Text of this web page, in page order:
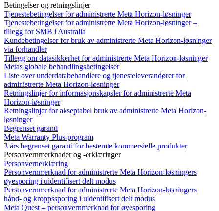
Betingelser og retningslinjer
Tjenestebetingelser for administrerte Meta Horizon-løsninger
Tjenestebetingelser for administrerte Meta Horizon-løsninger –
tillegg for SMB i Australia
Kundebetingelser for bruk av administrerte Meta Horizon-løsninger
via forhandler
Tillegg om datasikkerhet for administrerte Meta Horizon-løsninger
Metas globale behandlingsbetingelser
Liste over underdatabehandlere og tjenesteleverandører for
administrerte Meta Horizon-løsninger
Retningslinjer for informasjonskapsler for administrerte Meta
Horizon-løsninger
Retningslinjer for akseptabel bruk av administrerte Meta Horizon-
løsninger
Begrenset garanti
Meta Warranty Plus-program
3 års begrenset garanti for bestemte kommersielle produkter
Personvernmerknader og -erklæringer
Personvernerklæring
Personvernmerknad for administrerte Meta Horizon-løsningers
øyesporing i uidentifisert delt modus
Personvernmerknad for administrerte Meta Horizon-løsningers
hånd- og kroppssporing i uidentifisert delt modus
Meta Quest – personvernmerknad for øyesporing